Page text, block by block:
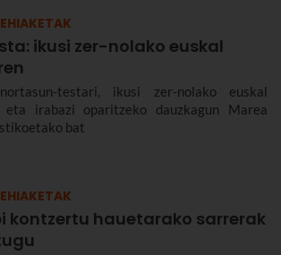
ikusi zer-nolako euskal
testari, ikusi zer-nolako euskal
irabazi oparitzeko dauzkagun Marea
bat
kontzertu hauetarako sarrerak